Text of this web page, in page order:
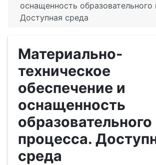
оснащенность образовательного
Доступная среда
Материально-
техническое
обеспечение и
оснащенность
образовательного
процесса.
среда